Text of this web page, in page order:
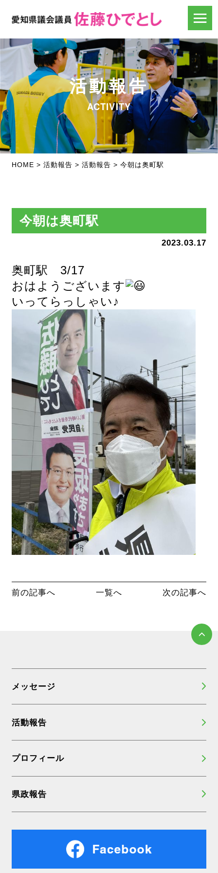
活動報告
ACTIVITY
HOME > 活動報告 > 活動報告 > 今朝は奥町駅
今朝は奥町駅
2023.03.17
奥町駅 3/17
おはようございます
いってらっしゃい♪
前の記事へ 一覧へ 次の記事へ
メッセージ
活動報告
プロフィール
県政報告